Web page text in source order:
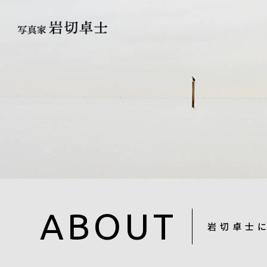
ABOUT 岩切卓士